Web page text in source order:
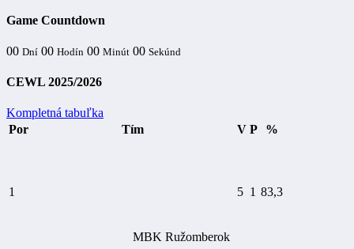
Game Countdown
00 Dní 00 Hodín 00 Minút 00 Sekúnd
CEWL 2025/2026
Kompletná tabuľka
Por
Tím V P %
1
MBK Ružomberok
5 1 83,3